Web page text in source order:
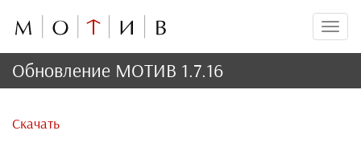
Обновление МОТИВ 1.7.16
Скачать